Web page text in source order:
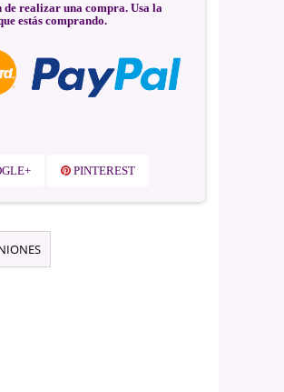
de realizar una compra. Usa la
estás comprando.
PINTEREST